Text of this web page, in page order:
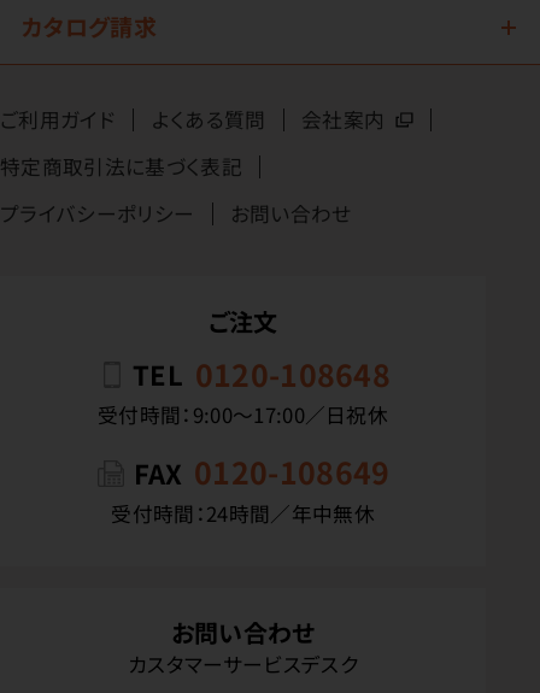
カタログ請求
ご利用ガイド よくある質問
会社案内
特定商取引法に基づく表記
プライバシーポリシー
お問い合わせ
ご注文
TEL 0120-108648
受付時間：9:00〜17:00／日祝休
FAX 0120-108649
受付時間：24時間／年中無休
お問い合わせ
カスタマーサービスデスク